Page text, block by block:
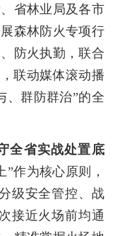
省林业局及各市
森林防火专项行
防火执勤，联合
联动媒体滚动播
、群防群治”的全
全省实战处置底
作为核心原则，
级安全管控、战
接近火场前均通